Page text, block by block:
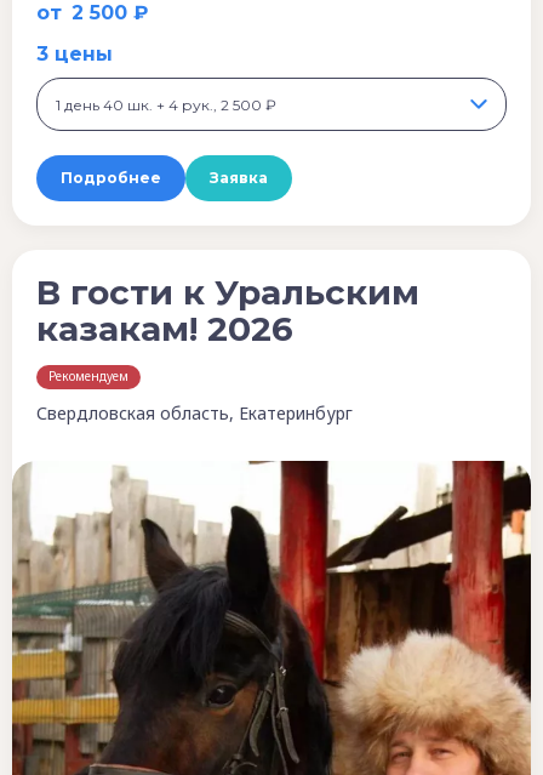
от 2 500 ₽
3 цены
1 день 40 шк. + 4 рук., 2 500 ₽
Подробнее Заявка
В гости к Уральским
казакам! 2026
Рекомендуем
Свердловская область, Екатеринбург